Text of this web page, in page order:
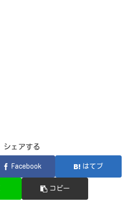
シェアする
Facebook はてブ
コピー